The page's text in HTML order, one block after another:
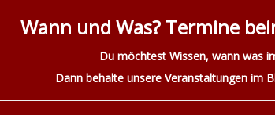
Wann und Was? Termine
Du möchtest Wissen, wann was
Dann behalte unsere Veranstaltungen im